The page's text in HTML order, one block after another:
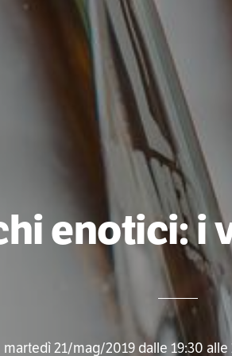
enotici: i
martedì 21/mag/2019 dalle 19:30 alle